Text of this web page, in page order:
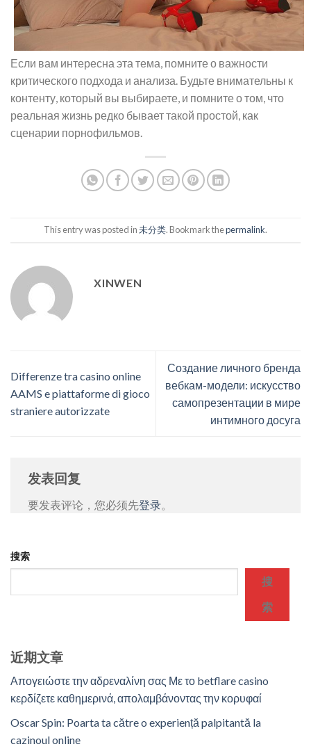
Если вам интересна эта тема, помните о важности
критического подхода и анализа. Будьте внимательны к
контенту, который вы выбираете, и помните о том, что
реальная жизнь редко бывает такой простой, как
сценарии порнофильмов.
This entry was posted in未分类. Bookmark thepermalink.
XINWEN
Differenze tra casino online
AAMS e piattaforme di gioco
straniere autorizzate
Создание личного бренда
вебкам-модели: искусство
самопрезентации в мире
интимного досуга
发表回复
要发表评论，您必须先登录
搜索
搜
索
近期文章
Απογειώστε την αδρεναλίνη σας Με το betflare casino
κερδίζετε καθημερινά, απολαμβάνοντας την κορυφαί
Oscar Spin: Poarta ta către o experiență palpitantă la
cazinoul online